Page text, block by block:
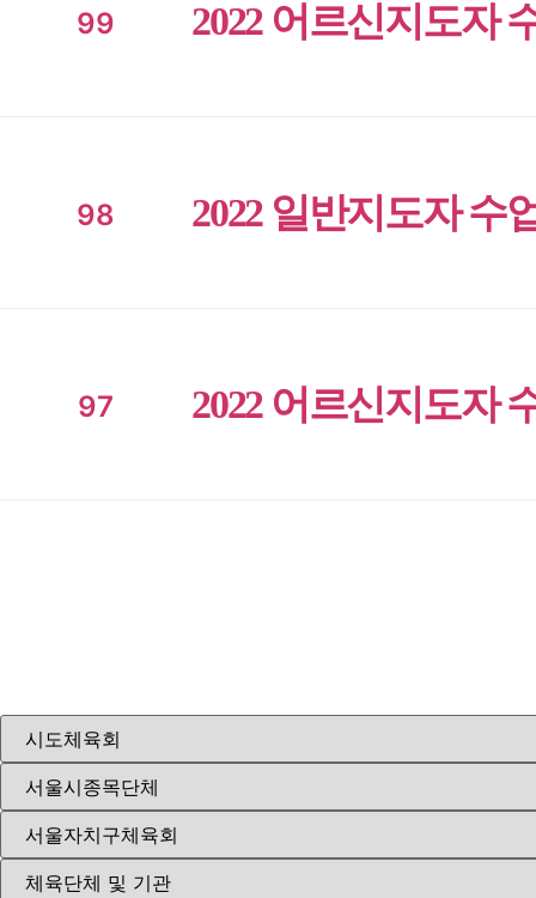
99 2022 어르신지도자
98 2022 일반지도자 수
97 2022 어르신지도자